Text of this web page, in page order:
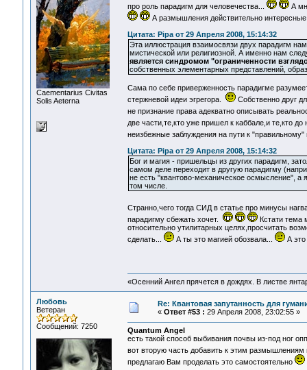
Сaementarius Civitas
Solis Aeterna
про роль парадигм для человечества...
А
А размышления действительно
Цитата: Pipa от 29 Апреля 2008, 15:14:32
Эта иллюстрация взаимосвязи двух парадигм
мистической или религиозной. А именно нам
является синдромом "ограниченности
собственных элементарных представлений,
Сама по себе приверженность парадигме
стержневой идеи эгрегора.
Собственно друг
не признание права адекватно описывать
две части,те,кто уже пришел к каббале,и те,кто
неизбежные заблуждения на пути к
Цитата: Pipa от 29 Апреля 2008, 15:14:32
Бог и магия - пришельцы из других парадигм,
самом деле переходит в другую парадигму
не есть "квантово-механическое осмысление",
том числе.
Странно,чего тогда СИД в статье про минусы
парадигму сбежать хочет.
Кстати тема
относительно утилитарных целях,просчитать
сделать...
А ты это магией обозвала... А это
«Осенний Ангел прячется в дождях. В листве
Любовь
Ветеран
Сообщений: 7250
Re: Квантовая запутанность для
« Ответ #53 : 29 Апреля 2008, 23:02:55 »
Quantum Angel
есть такой способ выбивания почвы из-под ног
вот вторую часть добавить к этим
предлагаю Вам проделать это самостоятельно